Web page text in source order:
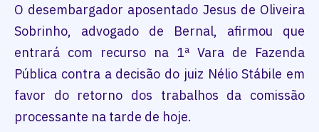
O desembargador aposentado Jesus de Oliveira
Sobrinho, advogado de Bernal, afirmou que
entrará com recurso na 1ª Vara de Fazenda
Pública contra a decisão do juiz Nélio Stábile em
favor do retorno dos trabalhos da comissão
processante na tarde de hoje.